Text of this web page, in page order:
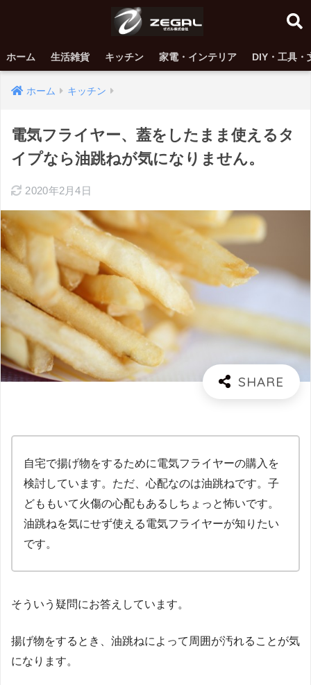
ホーム 生活雑貨 キッチン 家電・インテリア DIY・工具・
ホーム キッチン
電気フライヤー、蓋をしたまま使えるタ
イプなら油跳ねが気になりません。
2020年2月4日
自宅で揚げ物をするために電気フライヤーの購入を
検討しています。ただ、心配なのは油跳ねです。子
どももいて火傷の心配もあるしちょっと怖いです。
油跳ねを気にせず使える電気フライヤーが知りたい
です。
そういう疑問にお答えしています。
揚げ物をするとき、油跳ねによって周囲が汚れることが気
になります。